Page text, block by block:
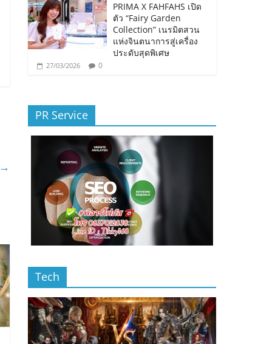
→
PRIMA X FAHFAHS เปิด
ตัว “Fairy Garden
Collection” เนรมิตสวน
แห่งจินตนาการสู่เครื่อง
ประดับสุดพิเศษ
27/03/2026 0
PR Service
Tech